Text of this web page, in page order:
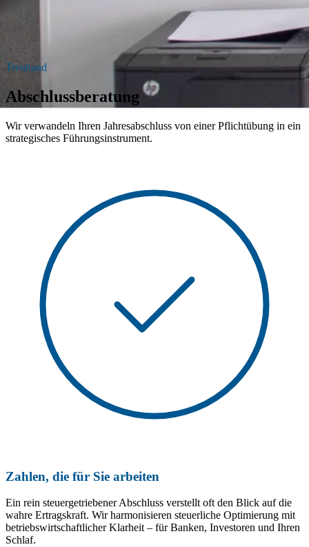
Treuhand
Abschlussberatung
Wir verwandeln Ihren Jahresabschluss von einer Pflichtübung in ein
strategisches Führungsinstrument.
Zahlen, die für Sie arbeiten
Ein rein steuergetriebener Abschluss verstellt oft den Blick auf die
wahre Ertragskraft. Wir harmonisieren steuerliche Optimierung mit
betriebswirtschaftlicher Klarheit – für Banken, Investoren und Ihren
Schlaf.